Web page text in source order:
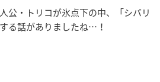
公・トリコが氷点下の中、「シバリ
る話がありましたね…！